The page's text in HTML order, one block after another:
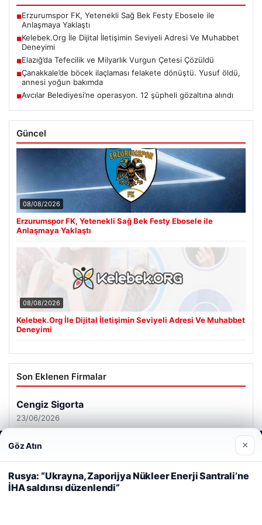
■Erzurumspor FK, Yetenekli Sağ Bek Festy Ebosele ile
Anlaşmaya Yaklaştı
■Kelebek.Org İle Dijital İletişimin Seviyeli Adresi Ve Muhabbet
Deneyimi
■Elazığ’da Tefecilik ve Milyarlık Vurgun Çetesi Çözüldü
■Çanakkale’de böcek ilaçlaması felakete dönüştü. Yusuf öldü,
annesi yoğun bakımda
■Avcılar Belediyesi’ne operasyon. 12 şüpheli gözaltına alındı
Güncel
08/08/2026
Erzurumspor FK, Yetenekli Sağ Bek Festy Ebosele ile
Anlaşmaya Yaklaştı
08/08/2026
Kelebek.Org İle Dijital İletişimin Seviyeli Adresi Ve Muhabbet
Deneyimi
Son Eklenen Firmalar
Web sitemizi nasıl kullandığınızı daha iyi anlayabilmek,
deneyiminizi kişiselleştirmek ve geliştirmek amacıyla çerezler
kullanıyoruz.
Çerez Politikamız
Reddet Kabul Et
Göz Atın ×
Rusya: “Ukrayna, Zaporijya Nükleer Enerji Santrali’ne
İHA saldırısı düzenlendi”